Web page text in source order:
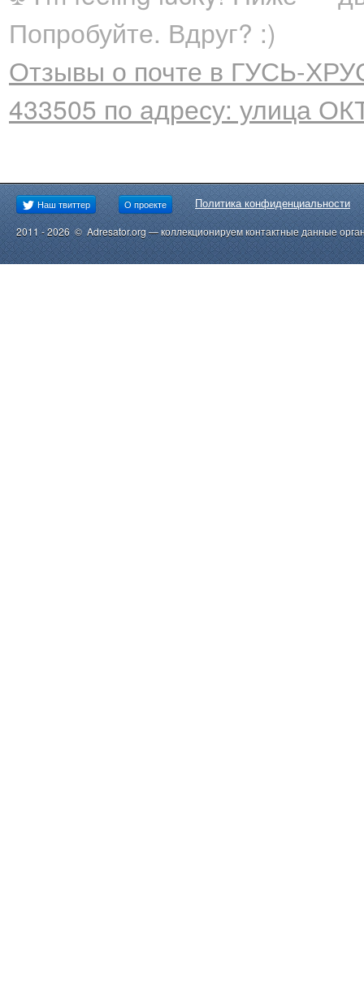
Попробуйте. Вдруг? :)
Отзывы о почте в ГУСЬ-
433505 по адресу: улица
Наш твиттер О проекте Политика конфиденциальности
2011 - 2026 © Adresator.org — коллекционируем контактные данные